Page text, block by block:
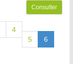
Consulter
4
5
6